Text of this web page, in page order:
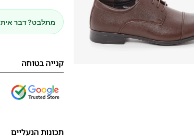
מתלבט? דבר
קנייה בטוחה
תכונות הנעליים